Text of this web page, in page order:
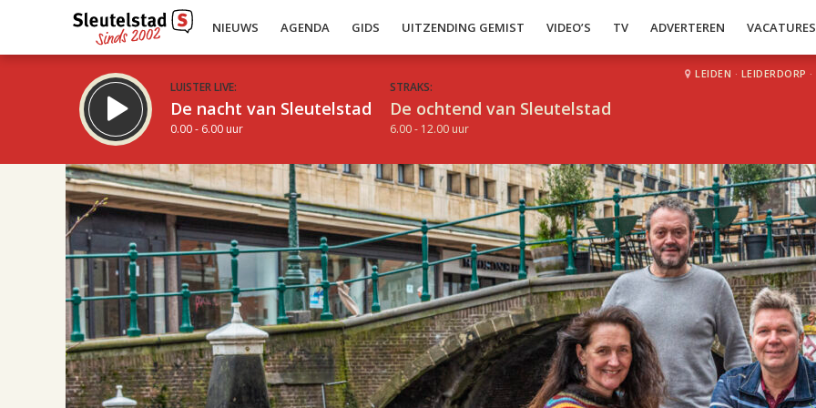
NIEUWS AGENDA GIDS UITZENDING GEMIST VIDEO’S TV ADVERTEREN VACATURES
LUISTER LIVE:
De nacht van Sleutelstad
0.00 - 6.00 uur
STRAKS:
De ochtend van Sleutelstad
6.00 - 12.00 uur
LEIDEN · LEIDERDORP ·
17.00
Inklappen